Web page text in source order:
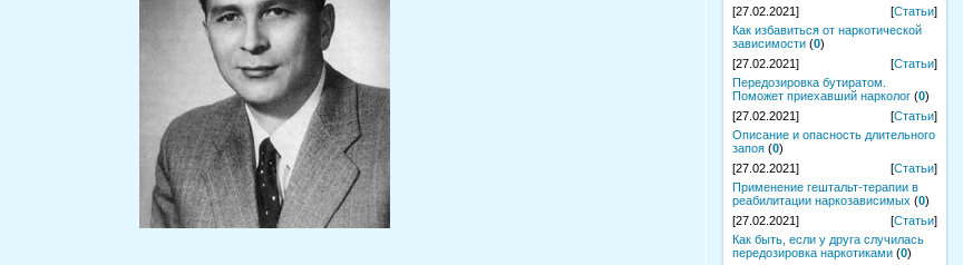
[27.02.2021]
[Статьи]
Как избавиться от наркотической
зависимости (0)
[27.02.2021]
[Статьи]
Передозировка бутиратом.
Поможет приехавший нарколог (0)
[27.02.2021]
[Статьи]
Описание и опасность длительного
запоя (0)
[27.02.2021]
[Статьи]
Применение гештальт-терапии в
реабилитации наркозависимых (0)
[27.02.2021]
[Статьи]
Как быть, если у друга случилась
передозировка наркотиками (0)